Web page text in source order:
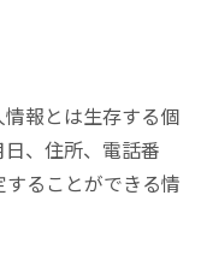
報とは生存する個
、住所、電話番
ることができる情